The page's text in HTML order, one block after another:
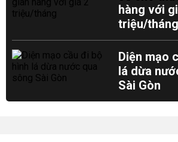
hàng với
triệu/tháng
Diện mạo
lá dừa
Sài Gòn